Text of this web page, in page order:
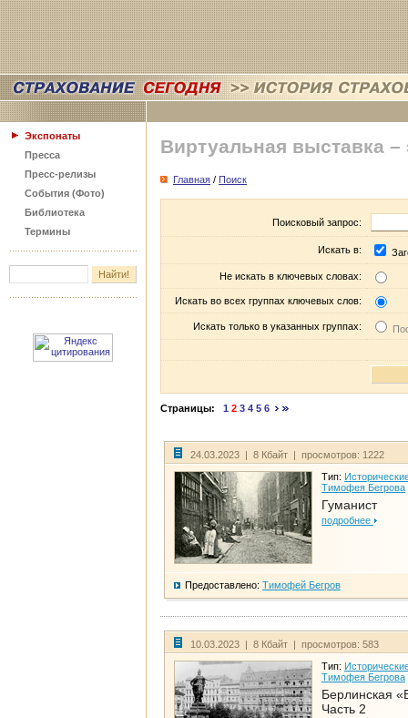
Экспонаты
Пресса
Пресс-релизы
События (Фото)
Библиотека
Термины
Виртуальная выставка –
Главная / Поиск
Поисковый запрос:
Искать в:
Не искать в ключевых словах:
Искать во всех группах ключевых слов:
Искать только в указанных группах:
Страницы: 1 2 3 4 5 6
24.03.2023 | 8 Кбайт | просмотров: 1222
Тип:
Тимофея Бегрова
Гуманист
подробнее
Предоставлено: Тимофей Бегров
10.03.2023 | 8 Кбайт | просмотров: 583
Тип:
Тимофея Бегрова
Берлинская
Часть 2